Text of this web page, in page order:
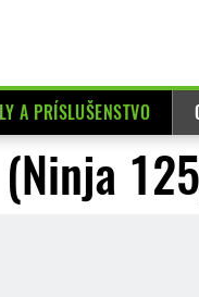
A PRÍSLUŠENSTVO